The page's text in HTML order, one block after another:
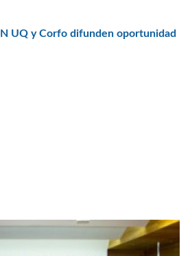
UQ y Corfo difunden oportunidad